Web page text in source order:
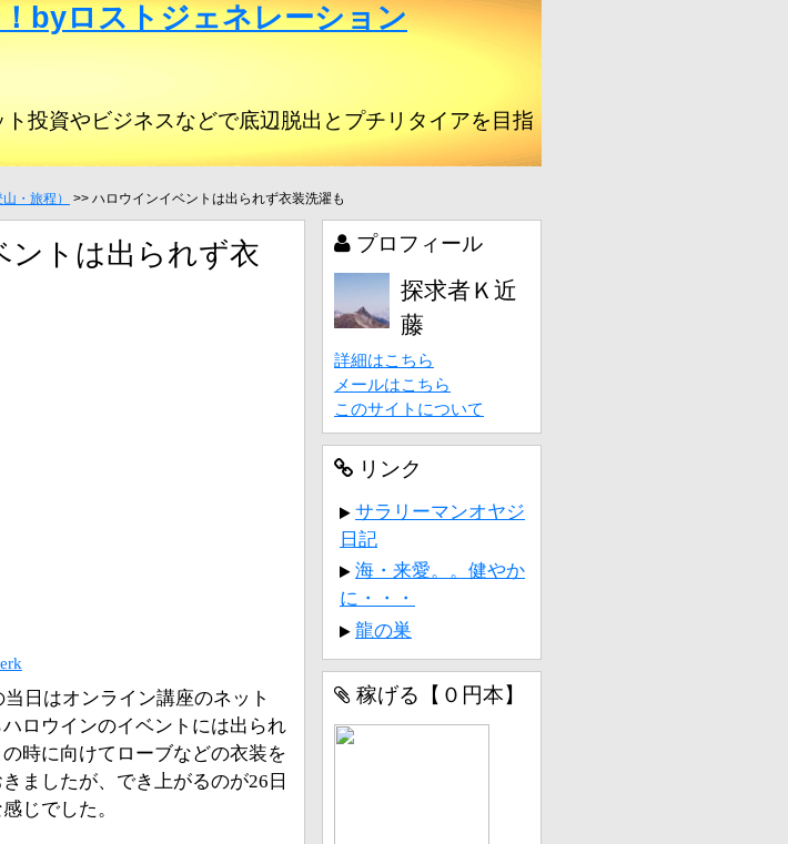
byロストジェネレーション
投資やビジネスなどで底辺脱出とプチリタイアを目指
・旅程） >> ハロウインイベントは出られず衣装洗濯も
ントは出られず衣
日はオンライン講座のネット
ロウインのイベントには出られ
時に向けてローブなどの衣装を
ましたが、でき上がるのが26日
じでした。
プロフィール
探求者Ｋ近
藤
詳細はこちら
メールはこちら
このサイトについて
リンク
サラリーマンオヤジ
日記
海・来愛。。健やか
に・・・
龍の巣
稼げる【０円本】